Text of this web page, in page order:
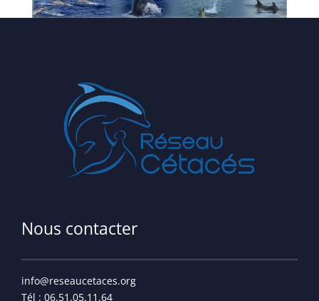
Nous contacter
info@reseaucetaces.org
Tél : 06.51.05.11.64